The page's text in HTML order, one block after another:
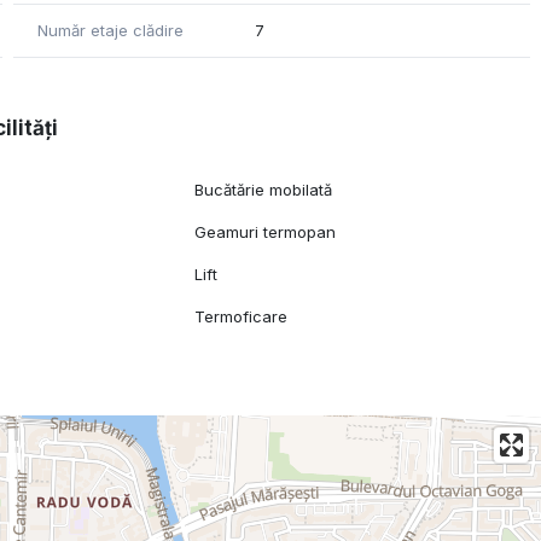
Număr etaje clădire 7
Bucătărie mobilată
Geamuri termopan
Lift
Termoficare